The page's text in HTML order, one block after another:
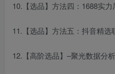
10.【选品】方法四：1688实
11.【选品】方法五：抖音精
12.【高阶选品】–聚光数据分析